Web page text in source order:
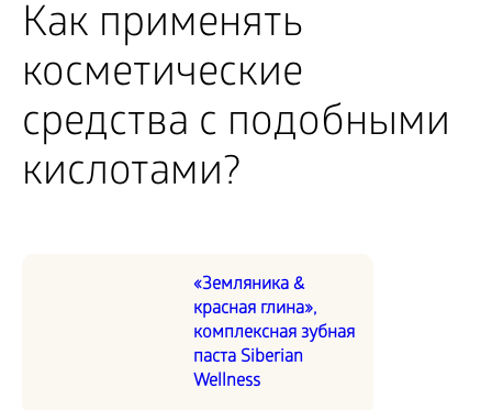
Как применять
косметические
средства с подобными
кислотами?
«Земляника &
красная глина»,
комплексная зубная
паста Siberian
Wellness